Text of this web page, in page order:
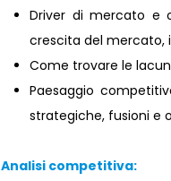
Driver di mercato e
crescita del mercato,
Come trovare le
Paesaggio
strategiche, fusioni e
Analisi competitiva: